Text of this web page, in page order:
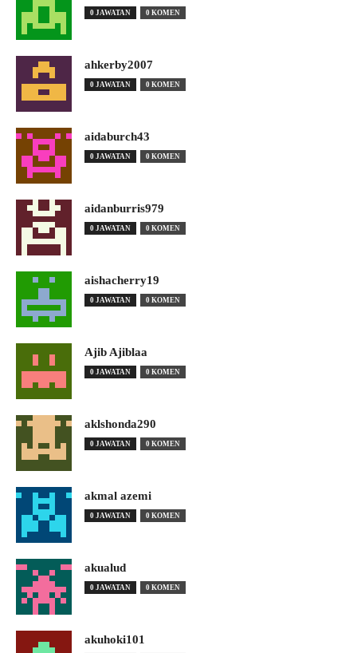
0 JAWATAN 0 KOMEN
ahkerby2007
0 JAWATAN 0 KOMEN
aidaburch43
0 JAWATAN 0 KOMEN
aidanburris979
0 JAWATAN 0 KOMEN
aishacherry19
0 JAWATAN 0 KOMEN
Ajib Ajiblaa
0 JAWATAN 0 KOMEN
aklshonda290
0 JAWATAN 0 KOMEN
akmal azemi
0 JAWATAN 0 KOMEN
akualud
0 JAWATAN 0 KOMEN
akuhoki101